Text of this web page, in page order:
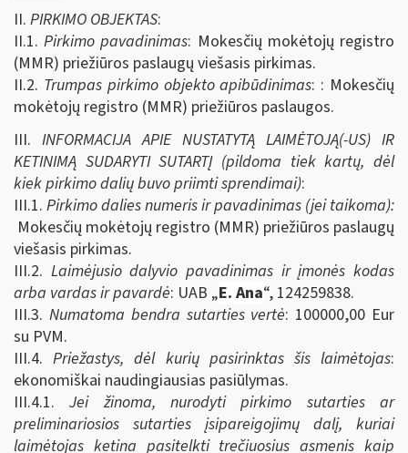
II. PIRKIMO OBJEKTAS:
II.1.Pirkimo pavadinimas: Mokesčių mokėtojų registro
(MMR) priežiūros paslaugų viešasis pirkimas.
II.2. Trumpas pirkimo objekto apibūdinimas: : Mokesčių
mokėtojų registro (MMR) priežiūros paslaugos.
III. INFORMACIJA APIE NUSTATYTĄ LAIMĖTOJĄ(-US) IR
KETINIMĄ SUDARYTI SUTARTĮ (pildoma tiek kartų, dėl
kiek pirkimo dalių buvo priimti sprendimai):
III.1. Pirkimo dalies numeris ir pavadinimas (jei taikoma):
Mokesčių mokėtojų registro (MMR) priežiūros paslaugų
viešasis pirkimas.
III.2. Laimėjusio dalyvio pavadinimas ir įmonės kodas
arba vardas ir pavardė: UAB „E. Ana“, 124259838.
III.3. Numatoma bendra sutarties vertė: 100000,00 Eur
su PVM.
III.4.Priežastys, dėl kurių pasirinktas šis laimėtojas:
ekonomiškai naudingiausias pasiūlymas.
III.4.1.Jei žinoma, nurodyti pirkimo sutarties ar
preliminariosios sutarties įsipareigojimų dalį, kuriai
laimėtojas ketina pasitelkti trečiuosius asmenis kaip